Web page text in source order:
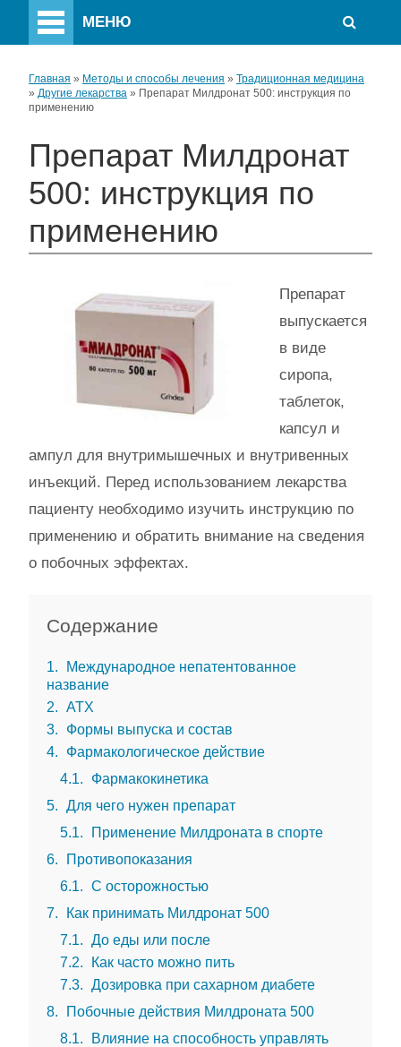
МЕНЮ
Главная » Методы и способы лечения » Традиционная медицина
» Другие лекарства » Препарат Милдронат 500: инструкция по
применению
Препарат Милдронат
500: инструкция по
применению
Препарат
выпускается
в виде
сиропа,
таблеток,
капсул и
ампул для внутримышечных и внутривенных
инъекций. Перед использованием лекарства
пациенту необходимо изучить инструкцию по
применению и обратить внимание на сведения
о побочных эффектах.
Содержание
1
Международное непатентованное
название
2
АТХ
3
Формы выпуска и состав
4
Фармакологическое действие
4.1
Фармакокинетика
5
Для чего нужен препарат
5.1
Применение Милдроната в спорте
6
Противопоказания
6.1
С осторожностью
7
Как принимать Милдронат 500
7.1
До еды или после
7.2
Как часто можно пить
7.3
Дозировка при сахарном диабете
8
Побочные действия Милдроната 500
8.1
Влияние на способность управлять